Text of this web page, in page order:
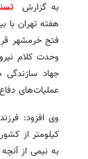
به گزارش
هفته تهران با
وحدت کلام
جهاد
عملیات‌های
کیلومتر از
به نیمی از